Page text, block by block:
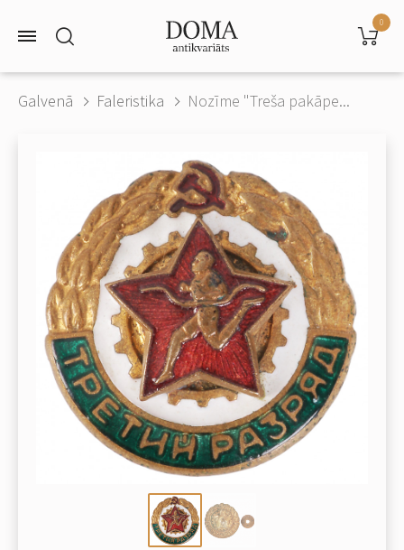
0
Galvenā Faleristika Nozīme "Treša pakāpe...